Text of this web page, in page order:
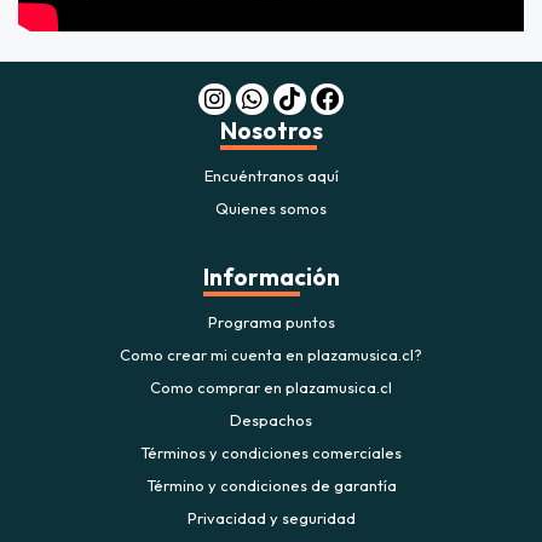
Nosotros
Encuéntranos aquí
Quienes somos
Información
Programa puntos
Como crear mi cuenta en plazamusica.cl?
Como comprar en plazamusica.cl
Despachos
Términos y condiciones comerciales
Término y condiciones de garantía
Privacidad y seguridad